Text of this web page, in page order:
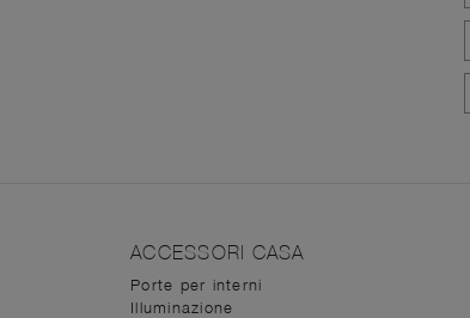
ACCESSORI CASA
Porte per interni
Illuminazione